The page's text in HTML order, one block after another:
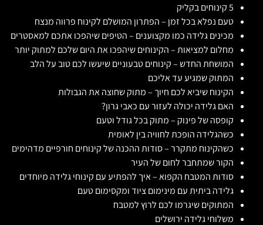
5 קינוחים בקליק
טעם נפלא בכל זמן – הפתרון המושלם לקינוח פרווה מנצח
מכינים גלידה כמו מקצוענים – הטיפים שיהפכו אתכם למאסטרים
מחלום למציאות – הקינוחים שיהפכו את היום שלכם למתוק יותר
המושחת החדש – קינוחים טבעוניים שיעשו לכם טוב על הלב
המתוק שמגיע עד אליכם
הקינוח שיביא לכם חיוך – מתוק שחוצה את הגבולות
האם גלידה יכולה לעזור עם כאבי גרון?
קופסה של פינוק – מתוק בכל גודל וטעם
כשהגלידה הופכת לחוויה בין לאומית
כשהקינוח מתקרר – סודות ההכנה של קינוחים חורפיים מדהימים
הקור שמתחבר לחום של העיר
סודות המטבח הקפוא – איך להפתיע עם קינוחי גלידה מיוחדים
גלידה ביתית עם מינימום ציוד ומקסימום טעם
המתוקים שיגרמו לכם לרוץ למטבח
משלוחי גלידה ירושלים